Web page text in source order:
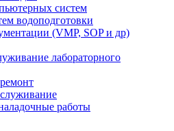
систем
водоподготовки
(VMP, SOP и др)
лабораторного
работы